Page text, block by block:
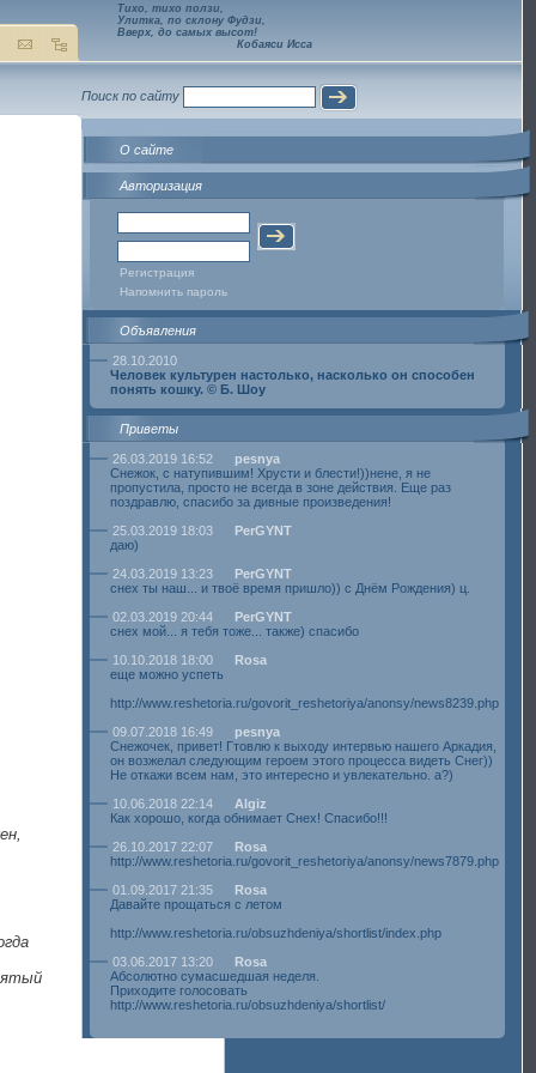
Тихо, тихо ползи,
Улитка, по склону Фудзи,
Вверх, до самых высот!
Кобаяси Исса
Поиск по сайту
О сайте
Авторизация
Регистрация
Напомнить пароль
Объявления
28.10.2010
Человек культурен настолько, насколько он способен
понять кошку. © Б. Шоу
Приветы
26.03.2019 16:52
pesnya
Cнежок, с натупившим! Хрусти и блести!))нене, я не
пропустила, просто не всегда в зоне действия. Еще раз
поздравлю, спасибо за дивные произведения!
25.03.2019 18:03
PerGYNT
даю)
24.03.2019 13:23
PerGYNT
снех ты наш... и твоё время пришло)) с Днём Рождения) ц.
02.03.2019 20:44
PerGYNT
снех мой... я тебя тоже... также) спасибо
10.10.2018 18:00
Rosa
еще можно успеть
http://www.reshetoria.ru/govorit_reshetoriya/anonsy/news8239.php
09.07.2018 16:49
pesnya
Снежочек, привет! Гтовлю к выходу интервью нашего Аркадия,
он возжелал следующим героем этого процесса видеть Снег))
Не откажи всем нам, это интересно и увлекательно. а?)
10.06.2018 22:14
Algiz
Как хорошо, когда обнимает Снех! Спасибо!!!
26.10.2017 22:07
Rosa
http://www.reshetoria.ru/govorit_reshetoriya/anonsy/news7879.php
01.09.2017 21:35
Rosa
Давайте прощаться с летом
http://www.reshetoria.ru/obsuzhdeniya/shortlist/index.php
03.06.2017 13:20
Rosa
Абсолютно сумасшедшая неделя.
Приходите голосовать
http://www.reshetoria.ru/obsuzhdeniya/shortlist/